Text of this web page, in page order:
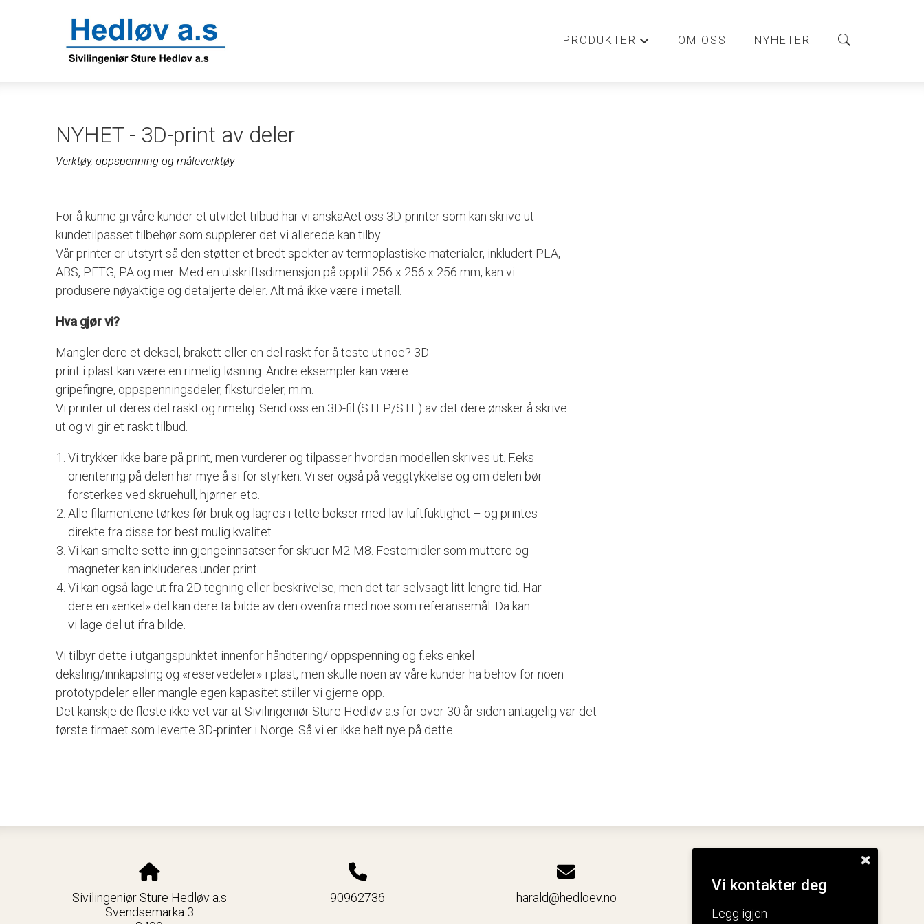
PRODUKTER OM OSS NYHETER
NYHET - 3D-print av deler
Verktøy, oppspenning og måleverktøy
For å kunne gi våre kunder et utvidet tilbud har vi anskaAet oss 3D-printer som kan skrive ut
kundetilpasset tilbehør som supplerer det vi allerede kan tilby.
Vår printer er utstyrt så den støtter et bredt spekter av termoplastiske materialer, inkludert PLA,
ABS, PETG, PA og mer. Med en utskriftsdimensjon på opptil 256 x 256 x 256 mm, kan vi
produsere nøyaktige og detaljerte deler. Alt må ikke være i metall.
Hva gjør vi?
Mangler dere et deksel, brakett eller en del raskt for å teste ut noe? 3D
print i plast kan være en rimelig løsning. Andre eksempler kan være
gripefingre, oppspenningsdeler, fiksturdeler, m.m.
Vi printer ut deres del raskt og rimelig. Send oss en 3D-fil (STEP/STL) av det dere ønsker å skrive
ut og vi gir et raskt tilbud.
Vi trykker ikke bare på print, men vurderer og tilpasser hvordan modellen skrives ut. F.eks
orientering på delen har mye å si for styrken. Vi ser også på veggtykkelse og om delen bør
forsterkes ved skruehull, hjørner etc.
Alle filamentene tørkes før bruk og lagres i tette bokser med lav luftfuktighet – og printes
direkte fra disse for best mulig kvalitet.
Vi kan smelte sette inn gjengeinnsatser for skruer M2-M8. Festemidler som muttere og
magneter kan inkluderes under print.
Vi kan også lage ut fra 2D tegning eller beskrivelse, men det tar selvsagt litt lengre tid. Har
dere en «enkel» del kan dere ta bilde av den ovenfra med noe som referansemål. Da kan
vi lage del ut ifra bilde.
Vi tilbyr dette i utgangspunktet innenfor håndtering/ oppspenning og f.eks enkel
deksling/innkapsling og «reservedeler» i plast, men skulle noen av våre kunder ha behov for noen
prototypdeler eller mangle egen kapasitet stiller vi gjerne opp.
Det kanskje de fleste ikke vet var at Sivilingeniør Sture Hedløv a.s for over 30 år siden antagelig var det
første firmaet som leverte 3D-printer i Norge. Så vi er ikke helt nye på dette.
Vi kontakter deg
Legg igjen
Sivilingeniør Sture Hedløv a.s
Svendsemarka 3
90962736 harald@hedloev.no